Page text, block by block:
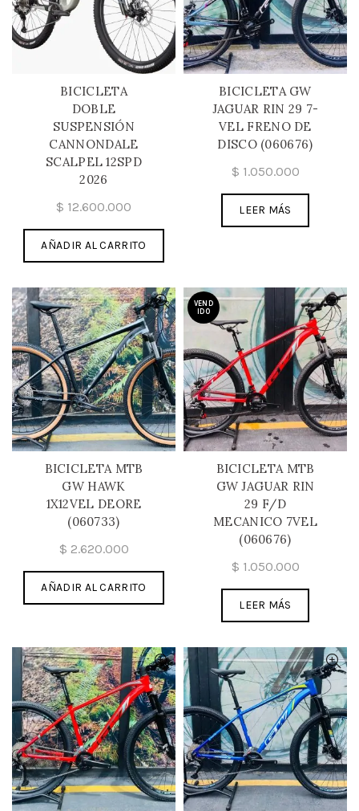
BICICLETA
DOBLE
SUSPENSIÓN
CANNONDALE
SCALPEL 12SPD
2026
$ 12.600.000
AÑADIR AL CARRITO
BICICLETA GW
JAGUAR RIN 29 7-
VEL FRENO DE
DISCO (060676)
$ 1.050.000
LEER MÁS
BICICLETA MTB
GW HAWK
1X12VEL DEORE
(060733)
$ 2.620.000
AÑADIR AL CARRITO
VEND
IDO
BICICLETA MTB
GW JAGUAR RIN
29 F/D
MECANICO 7VEL
(060676)
$ 1.050.000
LEER MÁS